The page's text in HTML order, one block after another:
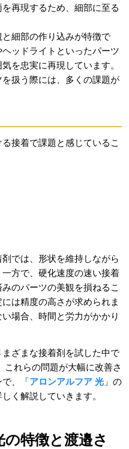
再現するため、細部に至る
細部の作り込みが特徴で
ッドライトといったパーツ
を忠実に再現しています。
扱う際には、多くの課題が
接着で課題と感じているこ
では、形状を維持しながら
方で、硬化速度の速い接着
のパーツの美観を損ねるこ
は精度の高さが求められま
場合、時間と労力がかかり
ざまな接着剤を試した中で
これらの問題が大幅に改善さ
、「アロンアルフア 光」の
く解説していきます。
特徴と渡邉さ